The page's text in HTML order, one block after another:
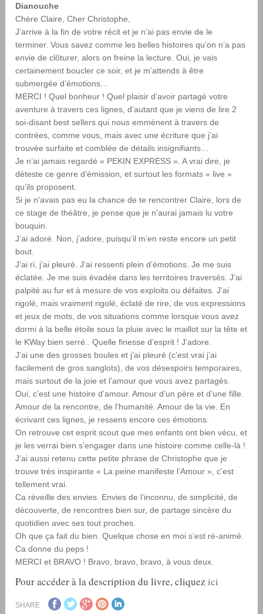
Dianouche
Chère Claire, Cher Christophe,
J’arrive à la fin de votre récit et je n’ai pas envie de le
terminer. Vous savez comme les belles histoires qu’on n’a pas
envie de clôturer, alors on freine la lecture. Oui, je vais
certainement boucler ce soir, et je m’attends à être
submergée d’émotions…
MERCI ! Quel bonheur ! Quel plaisir d’avoir partagé votre
aventure à travers ces lignes, d’autant que je viens de lire 2
soi-disant best sellers qui nous emmènent à travers de
contrées, comme vous, mais avec une écriture que j’ai
trouvée surfaite et comblée de détails insignifiants…
Je n’ai jamais regardé « PEKIN EXPRESS ». A vrai dire, je
déteste ce genre d’émission, et surtout les formats « live »
qu’ils proposent.
Si je n’avais pas eu la chance de te rencontrer Claire, lors de
ce stage de théâtre, je pense que je n’aurai jamais lu votre
bouquin.
J’ai adoré. Non, j’adore, puisqu’il m’en reste encore un petit
bout.
J’ai ri, j’ai pleuré. J’ai ressenti plein d’émotions. Je me suis
éclatée. Je me suis évadée dans les territoires traversés. J’ai
palpité au fur et à mesure de vos exploits ou défaites. J’ai
rigolé, mais vraiment rigolé, éclaté de rire, de vos expressions
et jeux de mots, de vos situations comme lorsque vous avez
dormi à la belle étoile sous la pluie avec le maillot sur la tête et
le KWay bien serré.. Quelle finesse d’esprit ! J’adore.
J’ai une des grosses boules et j’ai pleuré (c’est vrai j’ai
facilement de gros sanglots), de vos désespoirs temporaires,
mais surtout de la joie et l’amour que vous avez partagés.
Oui, c’est une histoire d’amour. Amour d’un père et d’une fille.
Amour de la rencontre, de l’humanité. Amour de la vie. En
écrivant ces lignes, je ressens encore ces émotions.
On retrouve cet esprit scout que mes enfants ont bien vécu, et
je les verrai bien s’engager dans une histoire comme celle-là !
J’ai aussi retenu cette petite phrase de Christophe que je
trouve très inspirante « La peine manifeste l’Amour », c’est
tellement vrai.
Ca réveille des envies. Envies de l’inconnu, de simplicité, de
découverte, de rencontres bien sur, de partage sincère du
quotidien avec ses tout proches.
Oh que ça fait du bien. Quelque chose en moi s’est ré-animé.
Ca donne du peps !
MERCI et BRAVO ! Bravo, bravo, bravo, à vous deux.
Pour accéder à la description du livre, cliquez ici
SHARE